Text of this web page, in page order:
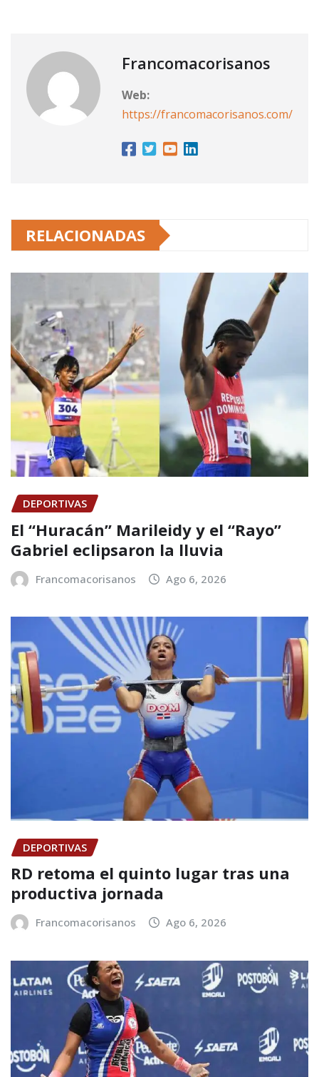
Francomacorisanos
Web:
https://francomacorisanos.com/
RELACIONADAS
DEPORTIVAS
El “Huracán” Marileidy y el “Rayo”
Gabriel eclipsaron la lluvia
Francomacorisanos Ago 6, 2026
DEPORTIVAS
RD retoma el quinto lugar tras una
productiva jornada
Francomacorisanos Ago 6, 2026